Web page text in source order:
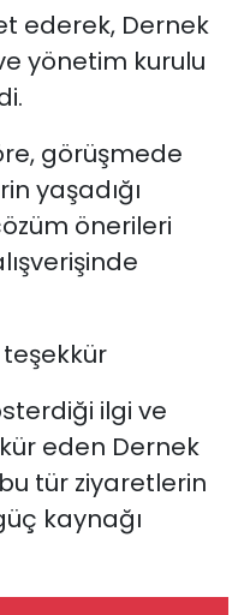
ederek, Dernek
yönetim kurulu
görüşmede
yaşadığı
önerileri
teşekkür
ilgi ve
eden Dernek
tür ziyaretlerin
kaynağı